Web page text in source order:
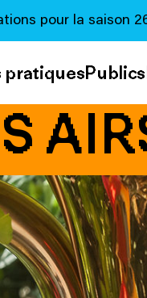
pour la saison
pratiquesPublics